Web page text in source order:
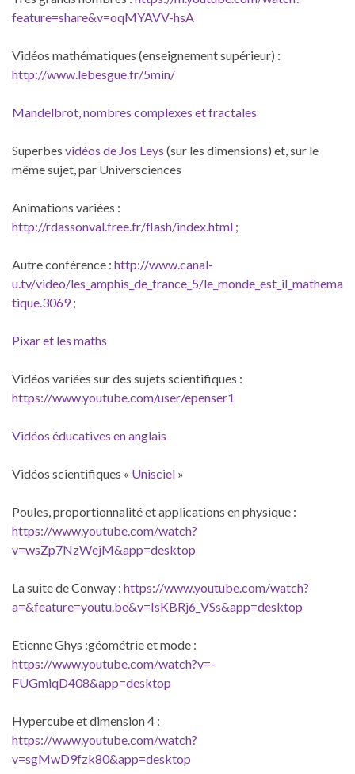
feature=share&v=oqMYAVV-hsA
Vidéos mathématiques (enseignement supérieur) :
http://www.lebesgue.fr/5min/
Mandelbrot, nombres complexes et fractales
Superbes vidéos de Jos Leys (sur les dimensions) et, sur le
même sujet, par Universciences
Animations variées :
http://rdassonval.free.fr/flash/index.html ;
Autre conférence : http://www.canal-
u.tv/video/les_amphis_de_france_5/le_monde_est_il_mathema
tique.3069 ;
Pixar et les maths
Vidéos variées sur des sujets scientifiques :
https://www.youtube.com/user/epenser1
Vidéos éducatives en anglais
Vidéos scientifiques « Unisciel »
Poules, proportionnalité et applications en physique :
https://www.youtube.com/watch?
v=wsZp7NzWejM&app=desktop
La suite de Conway : https://www.youtube.com/watch?
a=&feature=youtu.be&v=IsKBRj6_VSs&app=desktop
Etienne Ghys :géométrie et mode :
https://www.youtube.com/watch?v=-
FUGmiqD408&app=desktop
Hypercube et dimension 4 :
https://www.youtube.com/watch?
v=sgMwD9fzk80&app=desktop